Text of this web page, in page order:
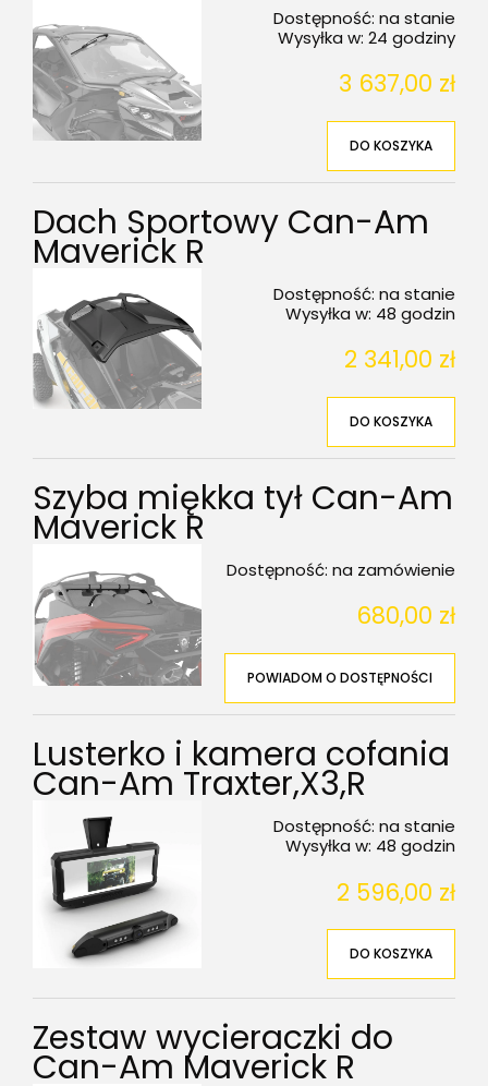
Dostępność: na stanie
Wysyłka w: 24 godziny
3 637,00 zł
DO KOSZYKA
Dach Sportowy Can-Am
Maverick R
Dostępność: na stanie
Wysyłka w: 48 godzin
2 341,00 zł
DO KOSZYKA
Szyba miękka tył Can-Am
Maverick R
Dostępność: na zamówienie
680,00 zł
POWIADOM O DOSTĘPNOŚCI
Lusterko i kamera cofania
Can-Am Traxter,X3,R
Dostępność: na stanie
Wysyłka w: 48 godzin
2 596,00 zł
DO KOSZYKA
Zestaw wycieraczki do
Can-Am Maverick R